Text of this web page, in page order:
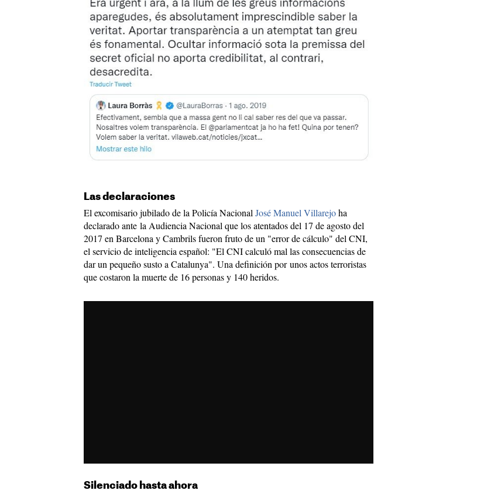
Las declaraciones
El excomisario jubilado de la Policía Nacional José Manuel Villarejoha
declarado ante la Audiencia Nacional que los atentados del 17 de agosto del
2017 en Barcelona y Cambrils fueron fruto de un "error de cálculo" del CNI,
el servicio de inteligencia español: "El CNI calculó mal las consecuencias de
dar un pequeño susto a Catalunya". Una definición por unos actos terroristas
que costaron la muerte de 16 personas y 140 heridos.
Silenciado hasta ahora